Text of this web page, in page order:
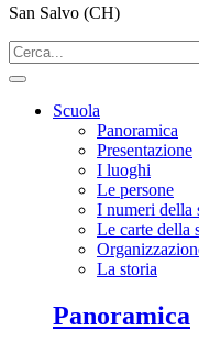
San Salvo (CH)
Scuola
Panoramica
Presentazione
I luoghi
Le persone
I numeri della
Le carte della
La storia
Panoramica